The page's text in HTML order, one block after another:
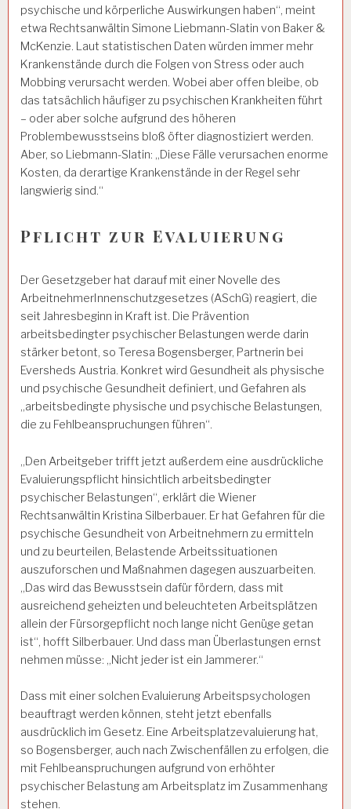
psychische und körperliche Auswirkungen haben“, meint
etwa Rechtsanwältin Simone Liebmann-Slatin von Baker &
McKenzie. Laut statistischen Daten würden immer mehr
Krankenstände durch die Folgen von Stress oder auch
Mobbing verursacht werden. Wobei aber offen bleibe, ob
das tatsächlich häufiger zu psychischen Krankheiten führt
– oder aber solche aufgrund des höheren
Problembewusstseins bloß öfter diagnostiziert werden.
Aber, so Liebmann-Slatin: „Diese Fälle verursachen enorme
Kosten, da derartige Krankenstände in der Regel sehr
langwierig sind.“
Pflicht zur Evaluierung
Der Gesetzgeber hat darauf mit einer Novelle des
ArbeitnehmerInnenschutzgesetzes (ASchG) reagiert, die
seit Jahresbeginn in Kraft ist. Die Prävention
arbeitsbedingter psychischer Belastungen werde darin
stärker betont, so Teresa Bogensberger, Partnerin bei
Eversheds Austria. Konkret wird Gesundheit als physische
und psychische Gesundheit definiert, und Gefahren als
„arbeitsbedingte physische und psychische Belastungen,
die zu Fehlbeanspruchungen führen“.
„Den Arbeitgeber trifft jetzt außerdem eine ausdrückliche
Evaluierungspflicht hinsichtlich arbeitsbedingter
psychischer Belastungen“, erklärt die Wiener
Rechtsanwältin Kristina Silberbauer. Er hat Gefahren für die
psychische Gesundheit von Arbeitnehmern zu ermitteln
und zu beurteilen, Belastende Arbeitssituationen
auszuforschen und Maßnahmen dagegen auszuarbeiten.
„Das wird das Bewusstsein dafür fördern, dass mit
ausreichend geheizten und beleuchteten Arbeitsplätzen
allein der Fürsorgepflicht noch lange nicht Genüge getan
ist“, hofft Silberbauer. Und dass man Überlastungen ernst
nehmen müsse: „Nicht jeder ist ein Jammerer.“
Dass mit einer solchen Evaluierung Arbeitspsychologen
beauftragt werden können, steht jetzt ebenfalls
ausdrücklich im Gesetz. Eine Arbeitsplatzevaluierung hat,
so Bogensberger, auch nach Zwischenfällen zu erfolgen, die
mit Fehlbeanspruchungen aufgrund von erhöhter
psychischer Belastung am Arbeitsplatz im Zusammenhang
stehen.